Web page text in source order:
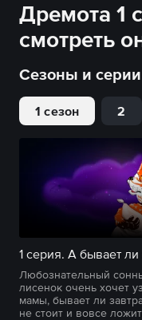
Дремота 1
смотреть
Сезоны и серии
1 сезон 2
1 серия. А бывает ли
Любознательный
лисенок очень хочет
мамы, бывает ли
не стоит и вовсе